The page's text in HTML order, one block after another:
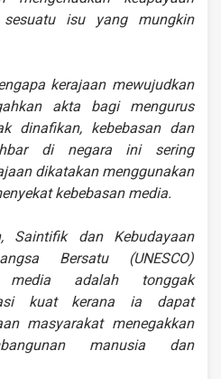
sesuatu isu yang mungkin
kerajaan mewujudkan
akta bagi mengurus
dinafikan, kebebasan dan
di negara ini sering
dikatakan menggunakan
kebebasan media.
Saintifik dan Kebudayaan
Bersatu (UNESCO)
media adalah tonggak
kuat kerana ia dapat
masyarakat menegakkan
manusia dan